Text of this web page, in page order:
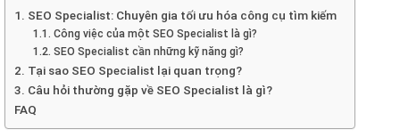
1. SEO Specialist: Chuyên gia tối ưu hóa công cụ tìm kiếm
1.1. Công việc của một SEO Specialist là gì?
1.2. SEO Specialist cần những kỹ năng gì?
2. Tại sao SEO Specialist lại quan trọng?
3. Câu hỏi thường gặp về SEO Specialist là gì?
FAQ